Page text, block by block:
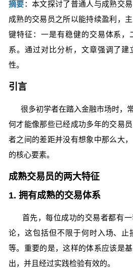
摘要：本文探讨了普通人与成熟交
成熟的交易员之所以能持续盈利，
键特征：一是有稳健的交易体系，
系。通过对比分析，文章强调了
性。
引言
很多初学者在踏入金融市场时，
何才能像那些已经成功多年的交易
者之间的差距并没有想象中那么大
的核心要素。
成熟交易员的两大特征
1. 拥有成熟的交易体系
首先，每位成功的交易者都有一
论，这包括但不限于何时入场、止
等。重要的是，这样的体系应该是
出，并且经过实践检验有效的。